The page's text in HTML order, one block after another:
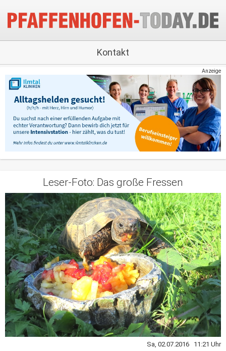
Kontakt
Anzeige
Leser-Foto: Das große Fressen
Sa, 02.07.2016 11:21 Uhr